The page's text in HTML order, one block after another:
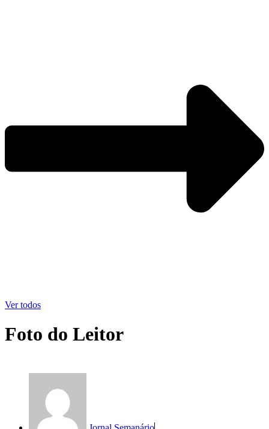
Ver todos
Foto do Leitor